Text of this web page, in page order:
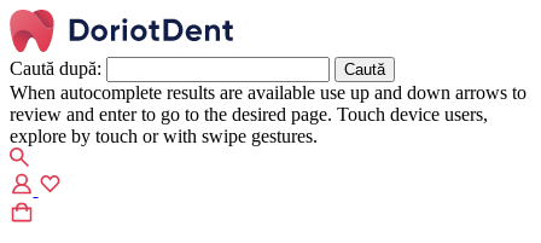
Caută după:
When autocomplete results are available use up and down arrows to
review and enter to go to the desired page. Touch device users,
explore by touch or with swipe gestures.